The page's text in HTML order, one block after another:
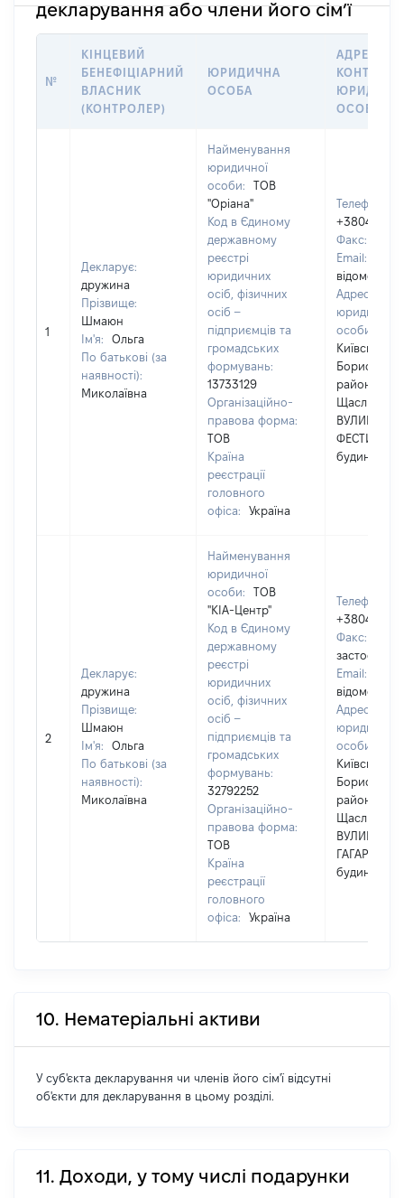
декларування або члени його сім’ї
№
КІНЦЕВИЙ
БЕНЕФІЦІАРНИЙ
ВЛАСНИК
(КОНТРОЛЕР)
ЮРИДИЧНА
ОСОБА
АДРЕСА ТА
КОНТАКТИ
ОСОБИ
1
Декларує:
дружина
Прізвище:
Шмаюн
Ім'я:
Ольга
По батькові (за
наявності):
Миколаївна
Найменування
юридичної
особи:
ТОВ
"Оріана"
Код в Єдиному
державному
реєстрі
юридичних
осіб, фізичних
осіб –
підприємців та
громадських
формувань:
13733129
Організаційно-
правова форма:
ТОВ
Країна
реєстрації
головного
офіса:
Україна
Телефон:
Факс:
Email:
відомо]
Адреса
юридичної
особи:
Київська
район, село
Щасливе,
ВУЛИЦЯ
будинок 31
2
Декларує:
дружина
Прізвище:
Шмаюн
Ім'я:
Ольга
По батькові (за
наявності):
Миколаївна
Найменування
юридичної
особи:
ТОВ
"КІА-Центр"
Код в Єдиному
державному
реєстрі
юридичних
осіб, фізичних
осіб –
підприємців та
громадських
формувань:
32792252
Організаційно-
правова форма:
ТОВ
Країна
реєстрації
головного
офіса:
Україна
Телефон:
Факс:
Email:
відомо]
Адреса
юридичної
особи:
Київська
район, село
Щасливе,
ВУЛИЦЯ
ГАГАРІНА,
будинок 15
10. Нематеріальні активи
У суб'єкта декларування чи членів його сім'ї відсутні
об'єкти для декларування в цьому розділі.
11. Доходи, у тому числі подарунки